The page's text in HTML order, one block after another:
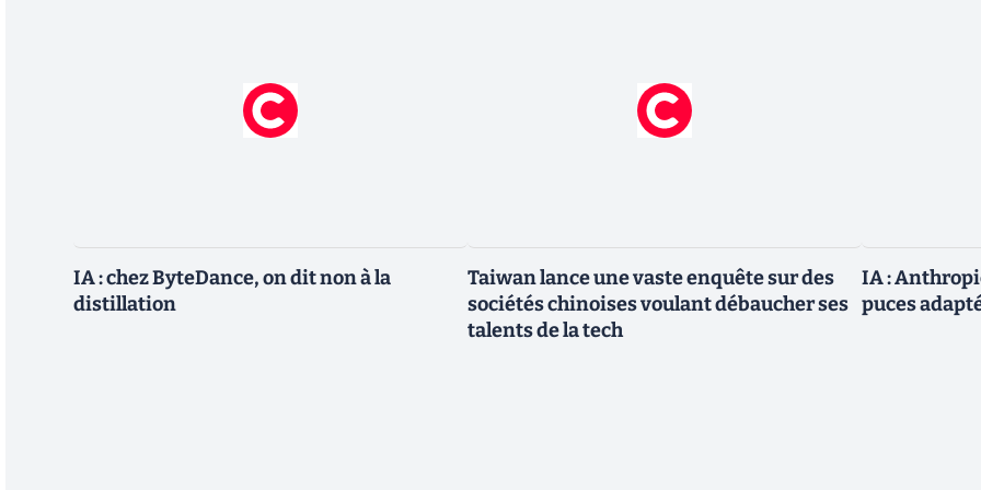
IA : chez ByteDance, on dit non à la
distillation
Taiwan lance une vaste enquête sur des
sociétés chinoises voulant débaucher ses
talents de la tech
IA :
puces